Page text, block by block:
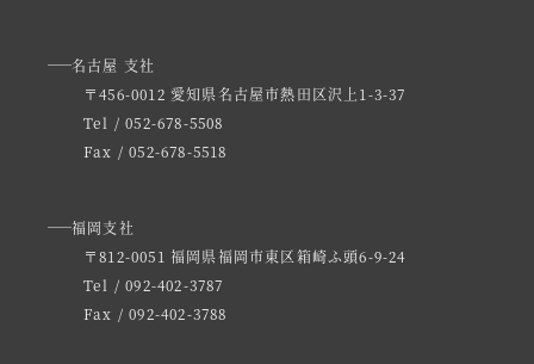
名古屋 支社
〒456-0012 愛知県名古屋市熱田区沢上1-3-37
Tel / 052-678-5508
Fax / 052-678-5518
福岡支社
〒812-0051 福岡県福岡市東区箱崎ふ頭6-9-24
Tel / 092-402-3787
Fax / 092-402-3788